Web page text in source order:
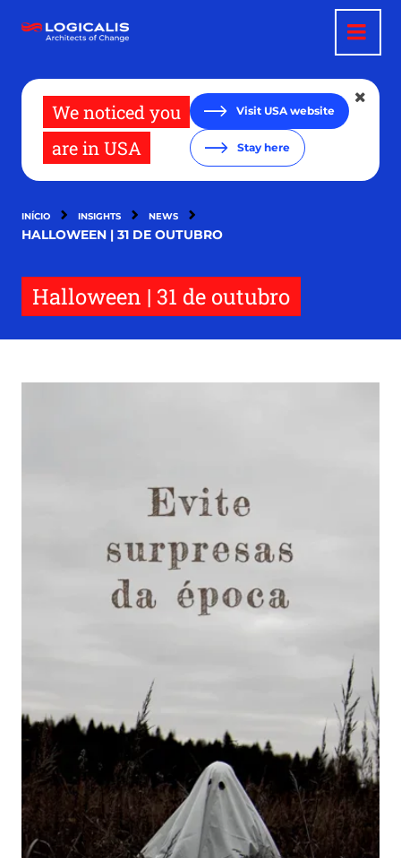
para
We noticed you
are in USA
Visit USA website
Stay here
INÍCIO INSIGHTS NEWS
HALLOWEEN | 31 DE OUTUBRO
Halloween | 31 de outubro